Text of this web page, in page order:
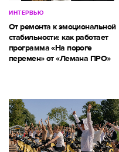
ИНТЕРВЬЮ
От ремонта к эмоциональной
стабильности: как работает
программа «На пороге
перемен» от «Лемана ПРО»